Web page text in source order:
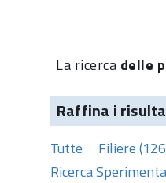
La ricerca delle
Raffina i
Tutte Filiere
Ricerca